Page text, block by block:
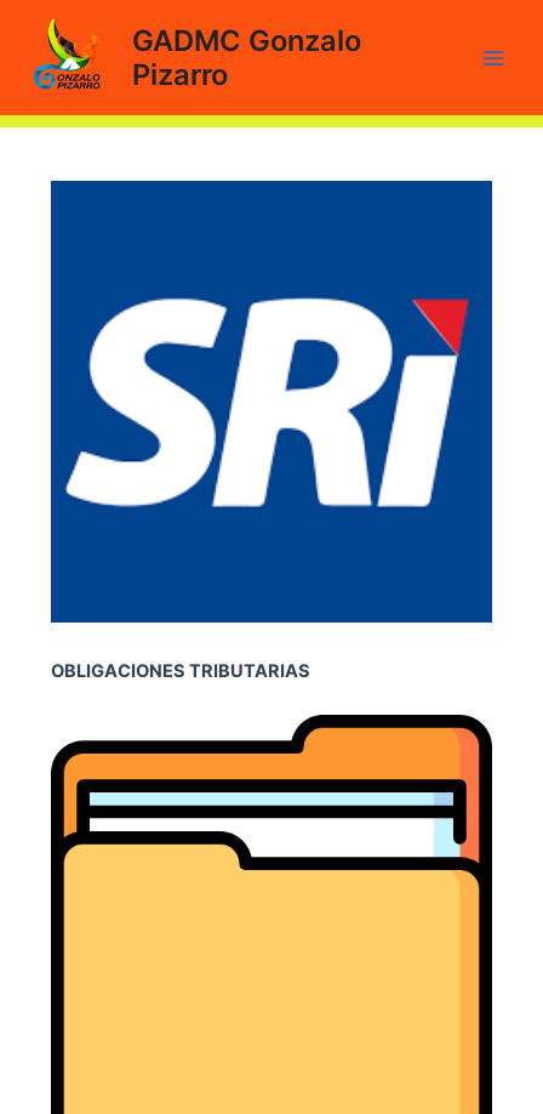
contenido
GADMC Gonzalo
Pizarro
OBLIGACIONES TRIBUTARIAS